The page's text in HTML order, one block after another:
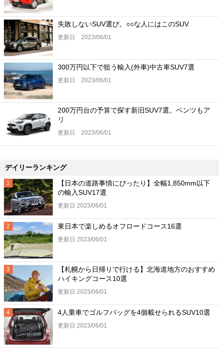
失敗しないSUV選び。○○な人にはこのSUV
更新日 2023/06/01
300万円以下で狙う輸入(外車)中古車SUV7選
更新日 2023/06/01
200万円台の予算で探す新旧SUV7選。ベンツもア
リ
更新日 2023/06/01
デイリーランキング
【日本の道路事情にぴったり】全幅1,850mm以下
の輸入SUV17選
更新日 2023/06/01
東日本で楽しめるオフロードコース16選
更新日 2023/06/01
【札幌から日帰りで行ける】北海道地方のおすすめ
ハイキングコース10選
更新日 2023/06/01
4人乗車でゴルフバッグを4個載せられるSUV10選
更新日 2023/06/01